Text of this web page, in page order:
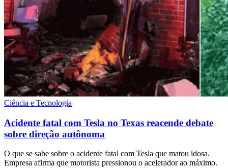
Ciência e Tecnologia
Acidente fatal com Tesla no Texas reacende debate
sobre direção autônoma
O que se sabe sobre o acidente fatal com Tesla que matou idosa.
Empresa afirma que motorista pressionou o acelerador ao máximo.